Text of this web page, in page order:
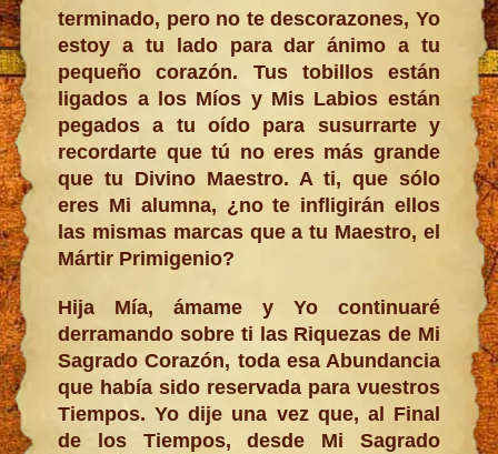
terminado, pero no te descorazones, Yo
estoy a tu lado para dar ánimo a tu
pequeño corazón. Tus tobillos están
ligados a los Míos y Mis Labios están
pegados a tu oído para susurrarte y
recordarte que tú no eres más grande
que tu Divino Maestro. A ti, que sólo
eres Mi alumna, ¿no te infligirán ellos
las mismas marcas que a tu Maestro, el
Mártir Primigenio?
Hija Mía, ámame y Yo continuaré
derramando sobre ti las Riquezas de Mi
Sagrado Corazón, toda esa Abundancia
que había sido reservada para vuestros
Tiempos. Yo dije una vez que, al Final
de los Tiempos, desde Mi Sagrado